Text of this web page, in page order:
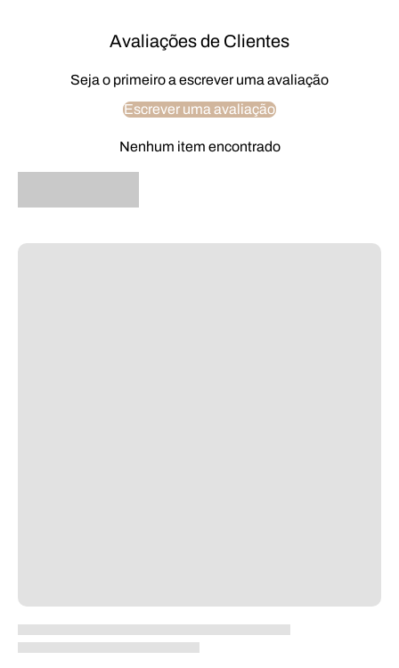
Avaliações de Clientes
Seja o primeiro a escrever uma avaliação
Escrever uma avaliação
Nenhum item encontrado